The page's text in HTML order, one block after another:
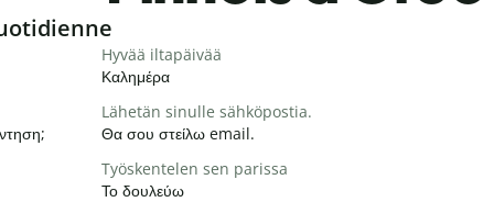
Hyvää iltapäivää
Καλημέρα
Lähetän sinulle sähköpostia.
Θα σου στείλω email.
Työskentelen sen parissa
Το δουλεύω